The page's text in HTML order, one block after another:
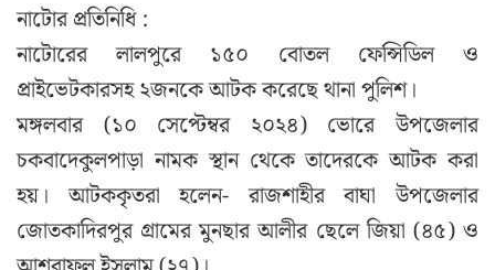
নাটোর প্রতিনিধি :
নাটোরের লালপুরে ১৫০ বোতল ফেন্সিডিল ও
প্রাইভেটকারসহ ২জনকে আটক করেছে থানা পুলিশ।
মঙ্গলবার (১০ সেপ্টেম্বর ২০২৪) ভোরে উপজেলার
চকবাদেকুলপাড়া নামক স্থান থেকে তাদেরকে আটক করা
হয়। আটককৃতরা হলেন- রাজশাহীর বাঘা উপজেলার
জোতকাদিরপুর গ্রামের মুনছার আলীর ছেলে জিয়া (৪৫) ও